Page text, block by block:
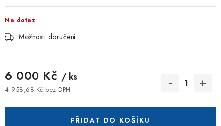
Na dotaz
Možnosti doručení
6 000 Kč / ks
4 958,68 Kč bez DPH
PŘIDAT DO KOŠÍKU